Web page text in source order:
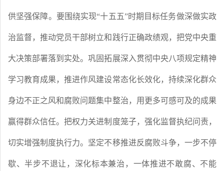
供坚强保障。要围绕实现“十五五”时期目标任务做深做实政
治监督，推动党员干部树立和践行正确政绩观，把党中央重
大决策部署落到实处。巩固拓展深入贯彻中央八项规定精神
学习教育成果，推进作风建设常态化长效化，持续深化群众
身边不正之风和腐败问题集中整治，用更多可感可及的成果
赢得群众信任。把权力关进制度笼子，强化监督执纪问责，
切实增强制度执行力。坚定不移推进反腐败斗争，一步不停
歇、半步不退让，深化标本兼治，一体推进不敢腐、不能